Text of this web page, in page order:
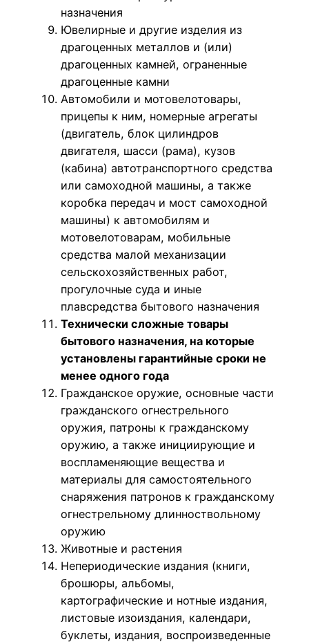
назначения
Ювелирные и другие изделия из
драгоценных металлов и (или)
драгоценных камней, ограненные
драгоценные камни
Автомобили и мотовелотовары,
прицепы к ним, номерные агрегаты
(двигатель, блок цилиндров
двигателя, шасси (рама), кузов
(кабина) автотранспортного средства
или самоходной машины, а также
коробка передач и мост самоходной
машины) к автомобилям и
мотовелотоварам, мобильные
средства малой механизации
сельскохозяйственных работ,
прогулочные суда и иные
плавсредства бытового назначения
Технически сложные товары
бытового назначения, на которые
установлены гарантийные сроки не
менее одного года
Гражданское оружие, основные части
гражданского огнестрельного
оружия, патроны к гражданскому
оружию, а также инициирующие и
воспламеняющие вещества и
материалы для самостоятельного
снаряжения патронов к гражданскому
огнестрельному длинноствольному
оружию
Животные и растения
Непериодические издания (книги,
брошюры, альбомы,
картографические и нотные издания,
листовые изоиздания, календари,
буклеты, издания, воспроизведенные